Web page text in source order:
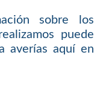
sobre los
puede
averías aquí en